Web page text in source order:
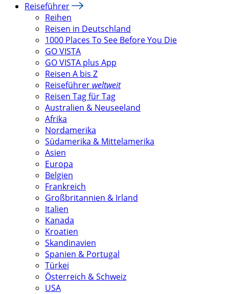
Reiseführer
Reihen
Reisen in Deutschland
1000 Places To See Before You Die
GO VISTA
GO VISTA plus App
Reisen A bis Z
Reiseführer weltweit
Reisen Tag für Tag
Australien & Neuseeland
Afrika
Nordamerika
Südamerika & Mittelamerika
Asien
Europa
Belgien
Frankreich
Großbritannien & Irland
Italien
Kanada
Kroatien
Skandinavien
Spanien & Portugal
Türkei
Österreich & Schweiz
USA